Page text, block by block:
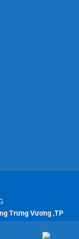
Trưng Vương ,TP